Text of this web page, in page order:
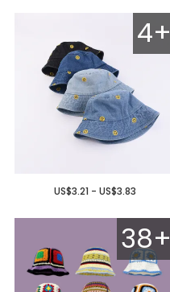
4+
US$3.21 - US$3.83
38+